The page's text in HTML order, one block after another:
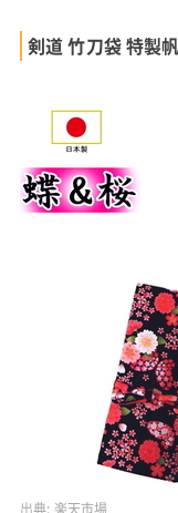
剣道 竹刀袋 特製
出典: 楽天市場